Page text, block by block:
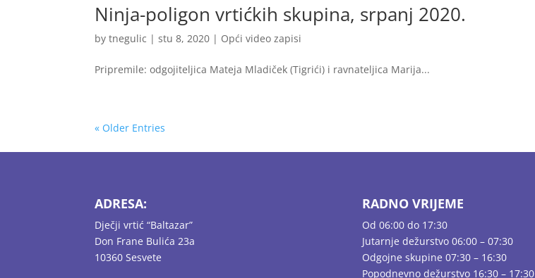
Ninja-poligon vrtićkih skupina, srpanj 2020.
bytnegulic |stu 8, 2020 | Opći video zapisi
Pripremile: odgojiteljica Mateja Mladiček (Tigrići) i ravnateljica Marija...
« Older Entries
ADRESA:
Dječji vrtić “Baltazar”
Don Frane Bulića 23a
10360 Sesvete
RADNO VRIJEME
Od 06:00 do 17:30
Jutarnje dežurstvo 06:00 – 07:30
Odgojne skupine 07:30 – 16:30
Popodnevno dežurstvo 16:30 – 17:30